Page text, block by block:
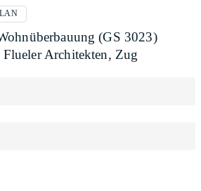
(GS 3023)
Architekten, Zug